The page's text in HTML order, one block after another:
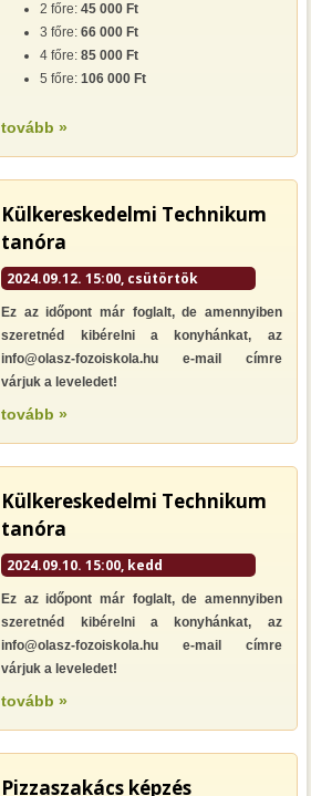
2 főre:45 000 Ft
3 főre:66 000 Ft
4 főre:85 000 Ft
5 főre:106 000 Ft
tovább »
Külkereskedelmi Technikum
tanóra
2024.09.12. 15:00, csütörtök
Ez az időpont már foglalt, de amennyiben
szeretnéd kibérelni a konyhánkat, az
info@olasz-fozoiskola.hu e-mail címre
várjuk a leveledet!
tovább »
Külkereskedelmi Technikum
tanóra
2024.09.10. 15:00, kedd
Ez az időpont már foglalt, de amennyiben
szeretnéd kibérelni a konyhánkat, az
info@olasz-fozoiskola.hu e-mail címre
várjuk a leveledet!
tovább »
Pizzaszakács képzés